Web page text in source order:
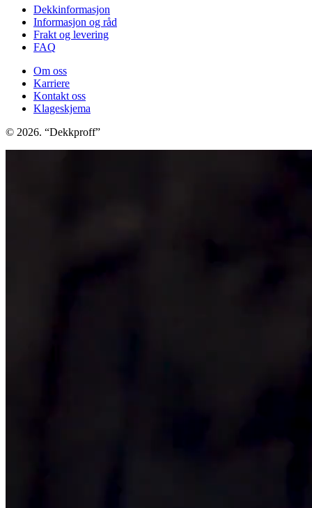
Dekkinformasjon
Informasjon og råd
Frakt og levering
FAQ
Om oss
Karriere
Kontakt oss
Klageskjema
© 2026. “Dekkproff”